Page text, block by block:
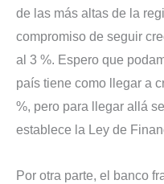
de las más altas de la
compromiso de seguir
al 3 %. Espero que
país tiene como llegar a
%, pero para llegar allá
establece la Ley de
Por otra parte, el banco